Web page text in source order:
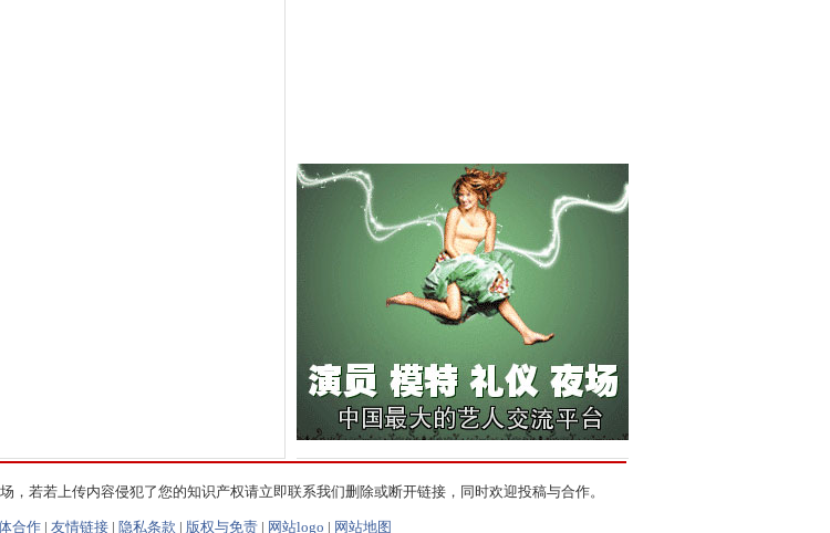
若若上传内容侵犯了您的知识产权请立即联系我们删除或断开链接，同时欢迎投稿与合作。
合作 | 友情链接 | 隐私条款 | 版权与免责 | 网站logo | 网站地图